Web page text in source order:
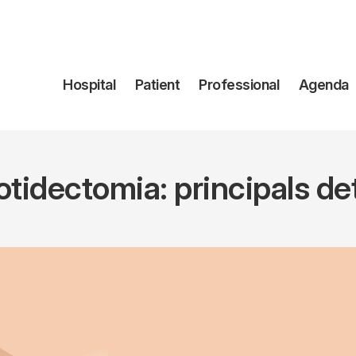
Navegación
Hospital Patient Professional Agenda
principals